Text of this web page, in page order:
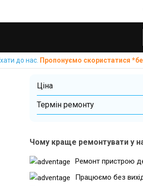
до нас. Пропонуємо скористатися
Nova 3
Ціна
Термін ремонту
Чому краще ремонтувати у
Ремонт пристрою
Працюємо без